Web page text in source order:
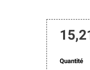
Quantité